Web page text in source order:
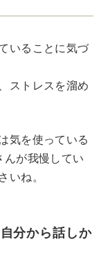
いることに気づ
ストレスを溜め
気を使っている
が我慢してい
いね。
分から話しか